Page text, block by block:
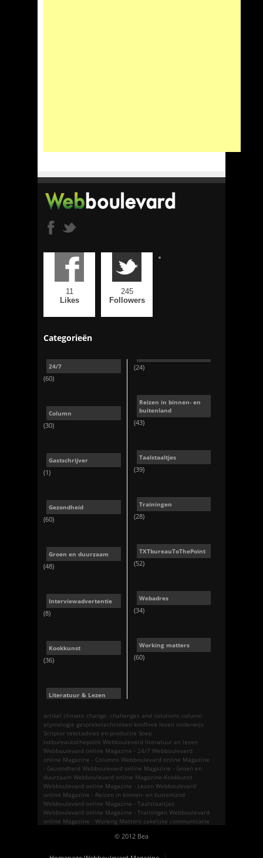
11
Likes
245
Followers
Categorieën
24/7
(60)
Column
(30)
Gastschrijver
(1)
Gezondheid
(60)
Groen en duurzaam
(48)
Interviewadvertentie
(8)
Kookkunst
(36)
Literatuur & Lezen
(24)
Reizen in binnen- en
buitenland
(43)
Taalstaaltjes
(39)
Trainingen
(28)
TXTbureauToThePoint
(52)
Webadres
(34)
Working matters
(60)
artikel climate change: challenges and solutions column
etymologie gesprekstechnieken knoflook lezen onderwijs
Scriptor tekstadvies en-productie Soep
txtbureautothepoint Webboulevard literatuur en lezen
Webboulevard online Magazine - 24/7 Webboulevard
online Magazine - Columns Webboulevard online Magazine
- Gezondheid Webboulevard online Magazine - Groen en
duurzaam Webboulevard online Magazine-Kookkunst
Webboulevard online Magazine - Lezen Webboulevard
online Magazine - Reizen in binnen- en buitenland
Webboulevard online Magazine - Taalstaaltjes
Webboulevard online Magazine - Trainingen Webboulevard
online Magazine - Working Matters zakelijke communicatie
© 2012 Bea